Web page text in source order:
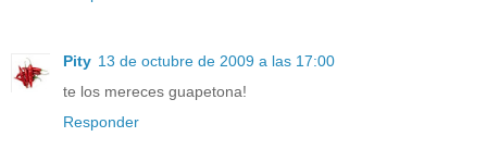
Pity 13 de octubre de 2009 a las 17:00
te los mereces guapetona!
Responder